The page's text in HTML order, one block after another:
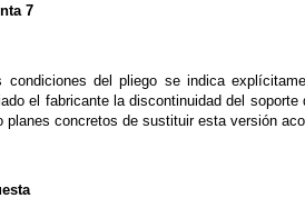
7
condiciones del pliego se indica
el fabricante la discontinuidad del
planes concretos de sustituir esta versión